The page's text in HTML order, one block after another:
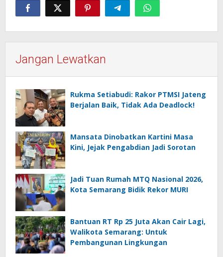
Jangan Lewatkan
Rukma Setiabudi: Rakor PTMSI Jateng
Berjalan Baik, Tidak Ada Deadlock!
Mansata Dinobatkan Kartini Masa
Kini, Jejak Pengabdian Jadi Sorotan
Jadi Tuan Rumah MTQ Nasional 2026,
Kota Semarang Bidik Rekor MURI
Bantuan RT Rp 25 Juta Akan Cair Lagi,
Walikota Semarang: Untuk
Pembangunan Lingkungan